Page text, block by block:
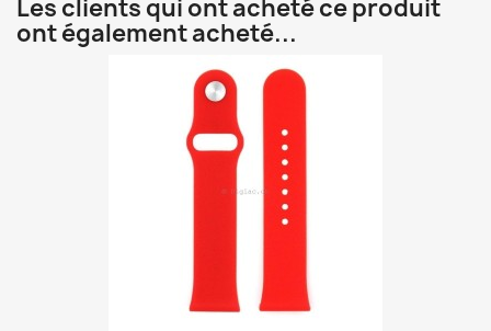
Les clients qui ont acheté ce produit
ont également acheté...